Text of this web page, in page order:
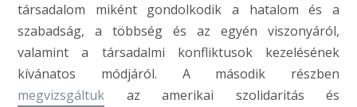
társadalom miként gondolkodik a hatalom és a
szabadság, a többség és az egyén viszonyáról,
valamint a társadalmi konfliktusok kezelésének
kívánatos módjáról. A második részben
megvizsgáltuk az amerikai szolidaritás és